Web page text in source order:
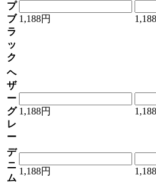
プ
ブ
ラ
ッ
ク
1,188円
ヘ
ザ
ー
グ
レ
ー
1,188円
デ
ニ
ム
1,188円